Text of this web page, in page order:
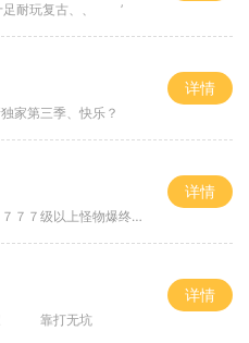
耐玩复古、、 ’
家第三季、快乐？
详情
７级以上怪物爆终极
详情
靠打无坑
详情